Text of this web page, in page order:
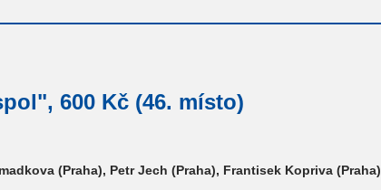
600 Kč (46. místo)
(Praha), Petr Jech (Praha), Frantisek Kopriva (Praha)